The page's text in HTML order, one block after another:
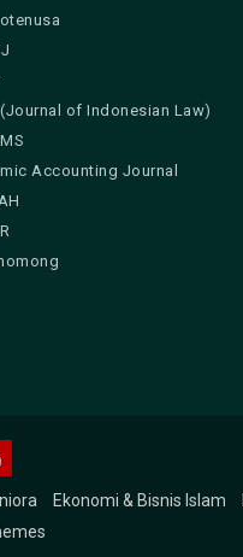
of Indonesian Law)
Accounting Journal
Ekonomi & Bisnis Islam